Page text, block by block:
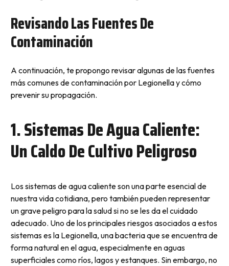
Revisando Las Fuentes De
Contaminación
A continuación, te propongo revisar algunas de las fuentes
más comunes de contaminación por Legionella y cómo
prevenir su propagación.
1. Sistemas De Agua Caliente:
Un Caldo De Cultivo Peligroso
Los sistemas de agua caliente son una parte esencial de
nuestra vida cotidiana, pero también pueden representar
un grave peligro para la salud si no se les da el cuidado
adecuado. Uno de los principales riesgos asociados a estos
sistemas es la Legionella, una bacteria que se encuentra de
forma natural en el agua, especialmente en aguas
superficiales como ríos, lagos y estanques. Sin embargo, no